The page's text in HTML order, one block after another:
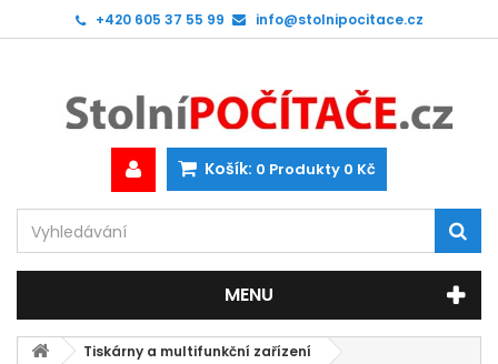
+420 605 37 55 99 info@stolnipocitace.cz
Košík: 0 Produkty 0 Kč
MENU
Tiskárny a multifunkční zařízení